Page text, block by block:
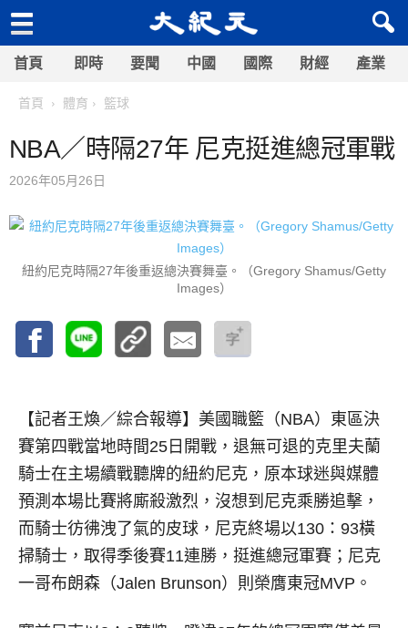
首頁 即時 要聞 中國 國際 財經 產業
首頁 體育 籃球
NBA／時隔27年 尼克挺進總冠軍戰
2026年05月26日
紐約尼克時隔27年後重返總決賽舞臺。（Gregory Shamus/Getty
Images）
【記者王煥／綜合報導】 美國職籃（NBA）東區決
賽第四戰當地時間25日開戰，退無可退的克里夫蘭
騎士在主場續戰聽牌的紐約尼克，原本球迷與媒體
預測本場比賽將廝殺激烈，沒想到尼克乘勝追擊，
而騎士彷彿洩了氣的皮球，尼克終場以130：93橫
掃騎士，取得季後賽11連勝，挺進總冠軍賽；尼克
一哥布朗森（Jalen Brunson）則榮膺東冠MVP。